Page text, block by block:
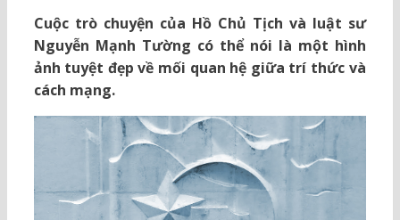
Cuộc trò chuyện của Hồ Chủ Tịch và luật sư
Nguyễn Mạnh Tường có thể nói là một hình
ảnh tuyệt đẹp về mối quan hệ giữa trí thức và
cách mạng.